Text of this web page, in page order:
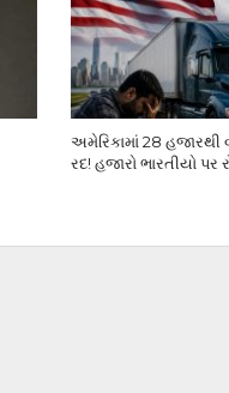
અમેરિકામાં 28 હજારથી
રદ! હજારો ભારતીયો પર